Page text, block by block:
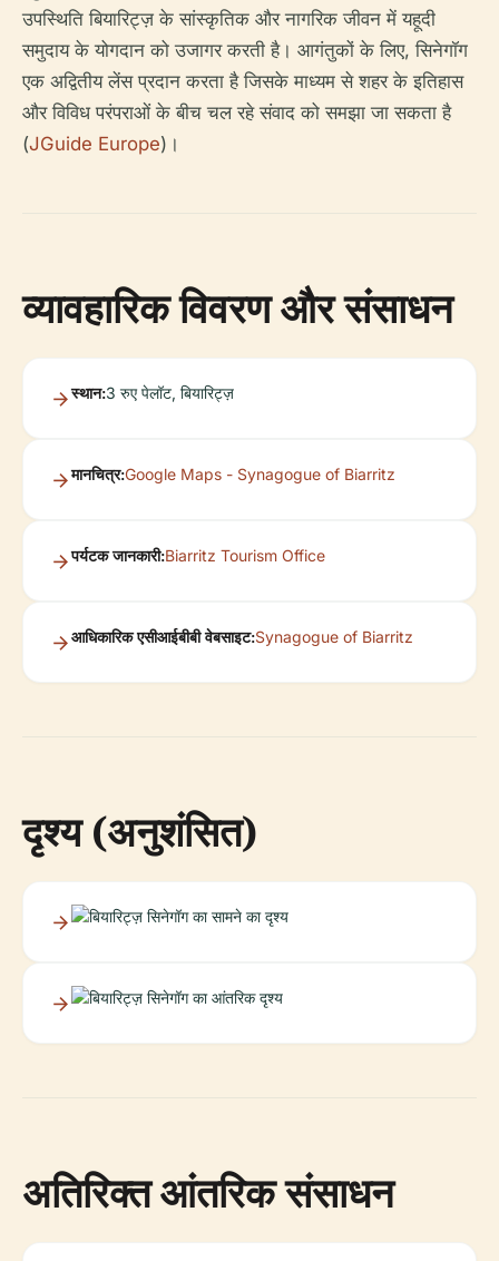
उपस्थिति बियारिट्ज़ के सांस्कृतिक और नागरिक जीवन में यहूदी
समुदाय के योगदान को उजागर करती है। आगंतुकों के लिए, सिनेगॉग
एक अद्वितीय लेंस प्रदान करता है जिसके माध्यम से शहर के इतिहास
और विविध परंपराओं के बीच चल रहे संवाद को समझा जा सकता है
(JGuide Europe)।
व्यावहारिक विवरण और संसाधन
स्थान:3 रुए पेलॉट, बियारिट्ज़
मानचित्र:Google Maps - Synagogue of Biarritz
पर्यटक जानकारी:Biarritz Tourism Office
आधिकारिक एसीआईबीबी वेबसाइट:Synagogue of Biarritz
दृश्य (अनुशंसित)
अतिरिक्त आंतरिक संसाधन